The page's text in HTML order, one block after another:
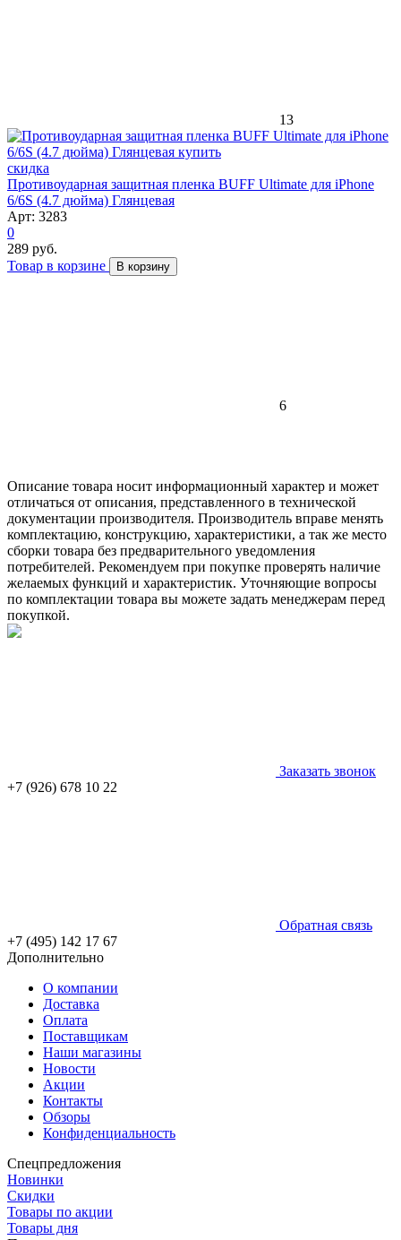
13
скидка
Противоударная защитная пленка BUFF Ultimate для iPhone
6/6S (4.7 дюйма) Глянцевая
Арт: 3283
0
289 руб.
Товар в корзине
В корзину
6
Описание товара носит информационный характер и может
отличаться от описания, представленного в технической
документации производителя. Производитель вправе менять
комплектацию, конструкцию, характеристики, а так же место
сборки товара без предварительного уведомления
потребителей. Рекомендуем при покупке проверять наличие
желаемых функций и характеристик. Уточняющие вопросы
по комплектации товара вы можете задать менеджерам перед
покупкой.
Заказать звонок
+7 (926) 678 10 22
Обратная связь
+7 (495) 142 17 67
Дополнительно
О компании
Доставка
Оплата
Поставщикам
Наши магазины
Новости
Акции
Контакты
Обзоры
Конфиденциальность
Спецпредложения
Новинки
Скидки
Товары по акции
Товары дня